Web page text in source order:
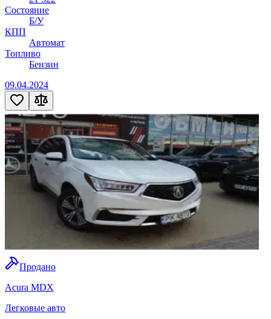
Состояние
Б/У
КПП
Автомат
Топливо
Бензин
09.04.2024
Продано
Acura MDX
Легковые авто